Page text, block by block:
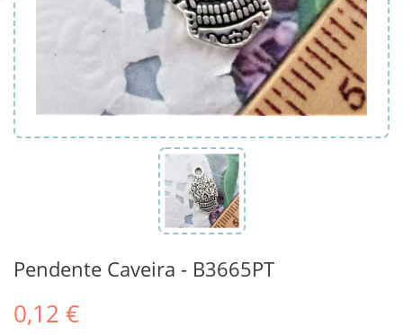
Pendente Caveira - B3665PT
0,12 €